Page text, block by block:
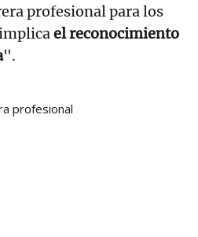
profesional para los
el reconocimiento
".
profesional